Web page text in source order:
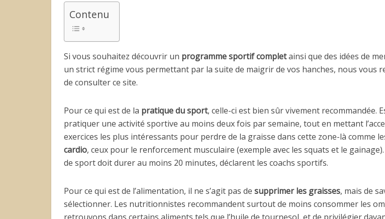
Contenu
Si vous souhaitez découvrir un programme sportif completainsi que des idées de
un strict régime vous permettant par la suite de maigrir de vos hanches, nous vous
de consulter ce site.
Pour ce qui est de la pratique du sport, celle-ci est bien sûr vivement recommandée.
pratiquer une activité sportive au moins deux fois par semaine, tout en mettant
exercices les plus intéressants pour perdre de la graisse dans cette zone-là comme
cardio, ceux pour le renforcement musculaire (exemple avec les squats et le
de sport doit durer au moins 20 minutes, déclarent les coachs sportifs.
Pour ce qui est de l’alimentation, il ne s’agit pas de supprimer les graisses, mais de
sélectionner. Les nutritionnistes recommandent surtout de moins consommer les